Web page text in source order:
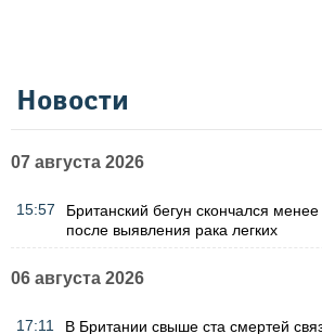
Новости
07 августа 2026
15:57
Британский бегун скончался
после выявления рака легких
06 августа 2026
17:11 В Британии свыше ста смертей